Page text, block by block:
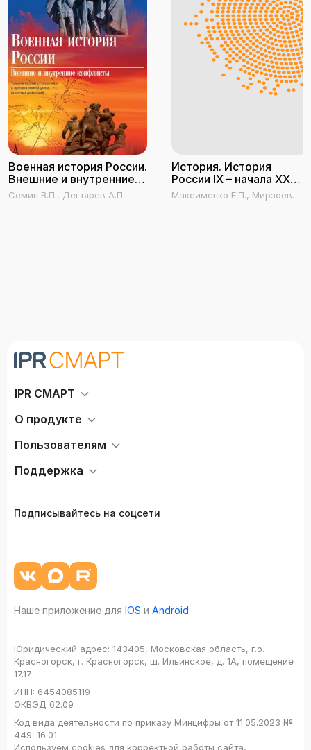
Военная история России.
Внешние и внутренние
конфликты
Сёмин В.П., Дегтярев А.П.
История. История
России IX – начала XX
века
Максименко Е.П., Мирзоев
IPR СМАРТ
О продукте
Пользователям
Поддержка
Подписывайтесь на соцсети
Наше приложение для IOS и Android
Юридический адрес: 143405, Московская область, г.о.
Красногорск, г. Красногорск, ш. Ильинское, д. 1А, помещение
17.17
ИНН: 6454085119
ОКВЭД 62.09
Код вида деятельности по приказу Минцифры от 11.05.2023 №
449: 16.01
Используем cookies для корректной работы сайта,